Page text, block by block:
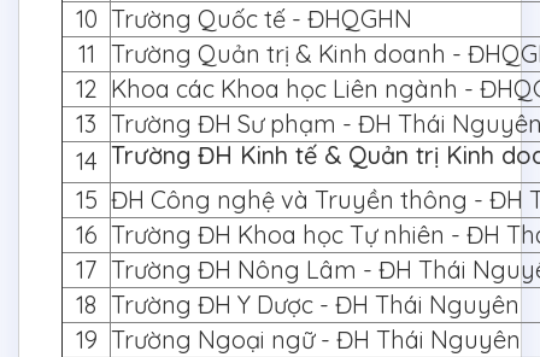
10 Trường Quốc tế - ĐHQGHN
11 Trường Quản trị & Kinh doanh -
12 Khoa các Khoa học Liên ngành -
13 Trường ĐH Sư phạm - ĐH Thái
14 Trường ĐH Kinh tế & Quản trị Kinh
15 ĐH Công nghệ và Truyền thông - ĐH
16 Trường ĐH Khoa học Tự nhiên - ĐH
17 Trường ĐH Nông Lâm - ĐH Thái
18 Trường ĐH Y Dược - ĐH Thái Nguyên
19 Trường Ngoại ngữ - ĐH Thái Nguyên